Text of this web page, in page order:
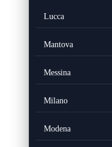
Lucca
Mantova
Messina
Milano
Modena